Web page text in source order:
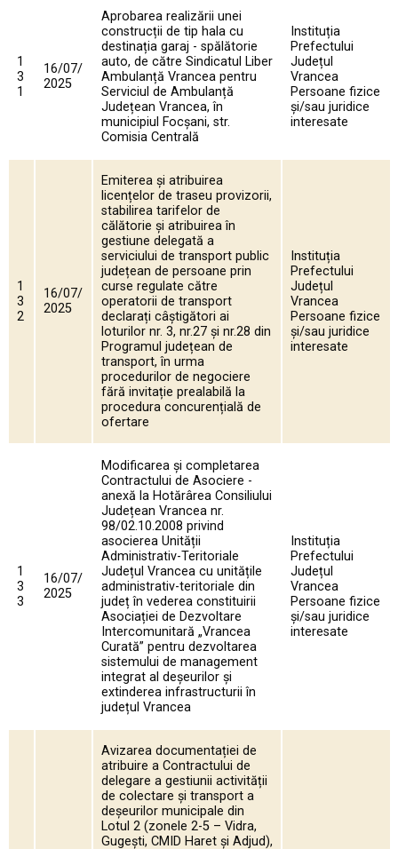
1
3
1
16/07/
2025
Aprobarea realizării unei
construcții de tip hala cu
destinația garaj - spălătorie
auto, de către Sindicatul Liber
Ambulanță Vrancea pentru
Serviciul de Ambulanță
Județean Vrancea, în
municipiul Focșani, str.
Comisia Centrală
Instituția
Prefectului
Județul
Vrancea
Persoane fizice
și/sau juridice
interesate
1
3
2
16/07/
2025
Emiterea și atribuirea
licențelor de traseu provizorii,
stabilirea tarifelor de
călătorie și atribuirea în
gestiune delegată a
serviciului de transport public
județean de persoane prin
curse regulate către
operatorii de transport
declarați câștigători ai
loturilor nr. 3, nr.27 și nr.28 din
Programul județean de
transport, în urma
procedurilor de negociere
fără invitație prealabilă la
procedura concurențială de
ofertare
Instituția
Prefectului
Județul
Vrancea
Persoane fizice
și/sau juridice
interesate
1
3
3
16/07/
2025
Modificarea și completarea
Contractului de Asociere -
anexă la Hotărârea Consiliului
Județean Vrancea nr.
98/02.10.2008 privind
asocierea Unității
Administrativ-Teritoriale
Județul Vrancea cu unitățile
administrativ-teritoriale din
județ în vederea constituirii
Asociației de Dezvoltare
Intercomunitară „Vrancea
Curată” pentru dezvoltarea
sistemului de management
integrat al deșeurilor și
extinderea infrastructurii în
județul Vrancea
Instituția
Prefectului
Județul
Vrancea
Persoane fizice
și/sau juridice
interesate
Avizarea documentației de
atribuire a Contractului de
delegare a gestiunii activității
de colectare și transport a
deșeurilor municipale din
Lotul 2 (zonele 2-5 – Vidra,
Gugești, CMID Haret și Adjud),